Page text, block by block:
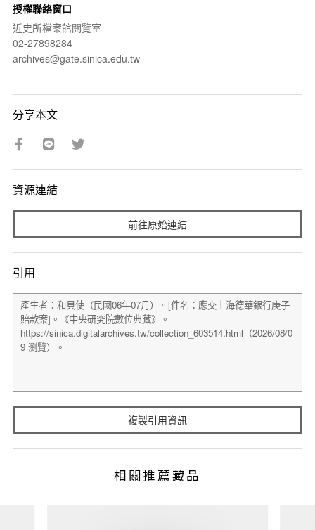
授權聯絡窗口
近史所檔案館閱覽室
02-27898284
archives@gate.sinica.edu.tw
分享本文
資源連結
前往原始連結
引用
複製引用資訊
相關推薦藏品